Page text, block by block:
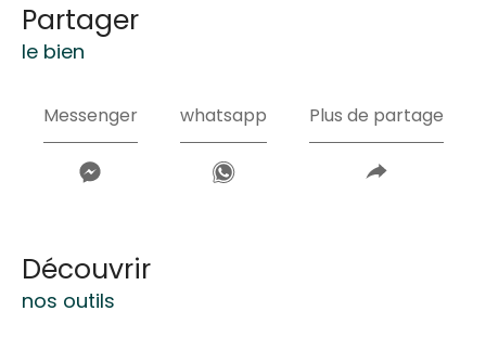
partager
le bien
Messenger whatsapp Plus de partage
découvrir
nos outils